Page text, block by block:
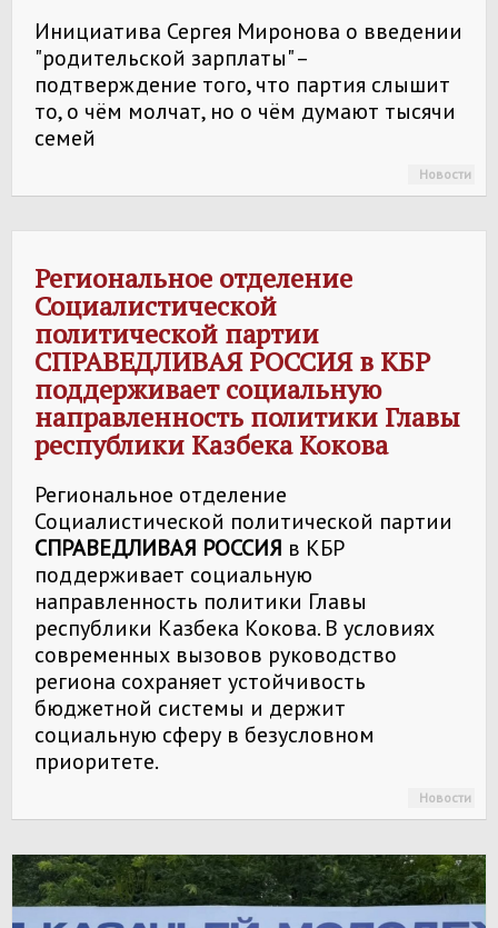
Инициатива Сергея Миронова о введении
"родительской зарплаты" –
подтверждение того, что партия слышит
то, о чём молчат, но о чём думают тысячи
семей
Новости
Региональное отделение
Социалистической
политической партии
СПРАВЕДЛИВАЯ РОССИЯв КБР
поддерживает социальную
направленность политики Главы
республики Казбека Кокова
Региональное отделение
Социалистической политической партии
СПРАВЕДЛИВАЯ РОССИЯ в КБР
поддерживает социальную
направленность политики Главы
республики Казбека Кокова. В условиях
современных вызовов руководство
региона сохраняет устойчивость
бюджетной системы и держит
социальную сферу в безусловном
приоритете.
Новости